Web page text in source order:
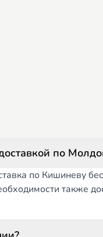
Trekko зелёный» с доставкой по
по Кишиневу
также